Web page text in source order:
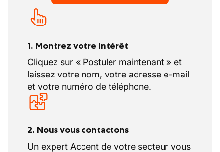
1. Montrez votre intérêt
Cliquez sur « Postuler maintenant » et
laissez votre nom, votre adresse e-mail
et votre numéro de téléphone.
2. Nous vous contactons
Un expert Accent de votre secteur vous